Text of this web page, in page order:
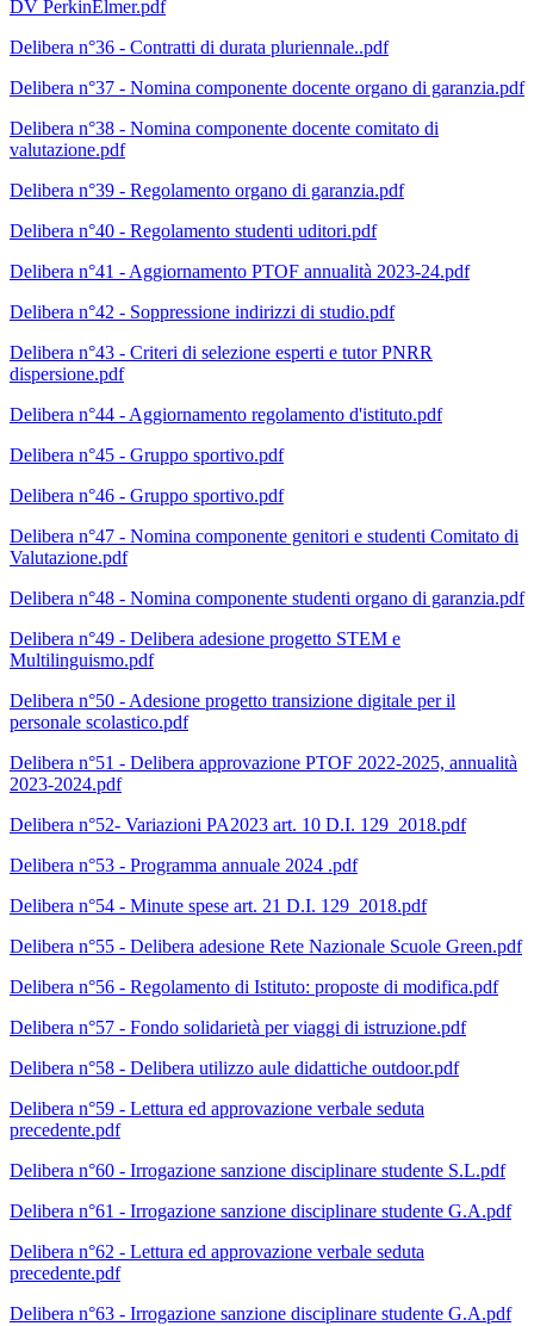
DV PerkinElmer.pdf
Delibera n°36 - Contratti di durata pluriennale..pdf
Delibera n°37 - Nomina componente docente organo di garanzia.pdf
Delibera n°38 - Nomina componente docente comitato di
valutazione.pdf
Delibera n°39 - Regolamento organo di garanzia.pdf
Delibera n°40 - Regolamento studenti uditori.pdf
Delibera n°41 - Aggiornamento PTOF annualità 2023-24.pdf
Delibera n°42 - Soppressione indirizzi di studio.pdf
Delibera n°43 - Criteri di selezione esperti e tutor PNRR
dispersione.pdf
Delibera n°44 - Aggiornamento regolamento d'istituto.pdf
Delibera n°45 - Gruppo sportivo.pdf
Delibera n°46 - Gruppo sportivo.pdf
Delibera n°47 - Nomina componente genitori e studenti Comitato di
Valutazione.pdf
Delibera n°48 - Nomina componente studenti organo di garanzia.pdf
Delibera n°49 - Delibera adesione progetto STEM e
Multilinguismo.pdf
Delibera n°50 - Adesione progetto transizione digitale per il
personale scolastico.pdf
Delibera n°51 - Delibera approvazione PTOF 2022-2025, annualità
2023-2024.pdf
Delibera n°52- Variazioni PA2023 art. 10 D.I. 129_2018.pdf
Delibera n°53 - Programma annuale 2024 .pdf
Delibera n°54 - Minute spese art. 21 D.I. 129_2018.pdf
Delibera n°55 - Delibera adesione Rete Nazionale Scuole Green.pdf
Delibera n°56 - Regolamento di Istituto: proposte di modifica.pdf
Delibera n°57 - Fondo solidarietà per viaggi di istruzione.pdf
Delibera n°58 - Delibera utilizzo aule didattiche outdoor.pdf
Delibera n°59 - Lettura ed approvazione verbale seduta
precedente.pdf
Delibera n°60 - Irrogazione sanzione disciplinare studente S.L.pdf
Delibera n°61 - Irrogazione sanzione disciplinare studente G.A.pdf
Delibera n°62 - Lettura ed approvazione verbale seduta
precedente.pdf
Delibera n°63 - Irrogazione sanzione disciplinare studente G.A.pdf